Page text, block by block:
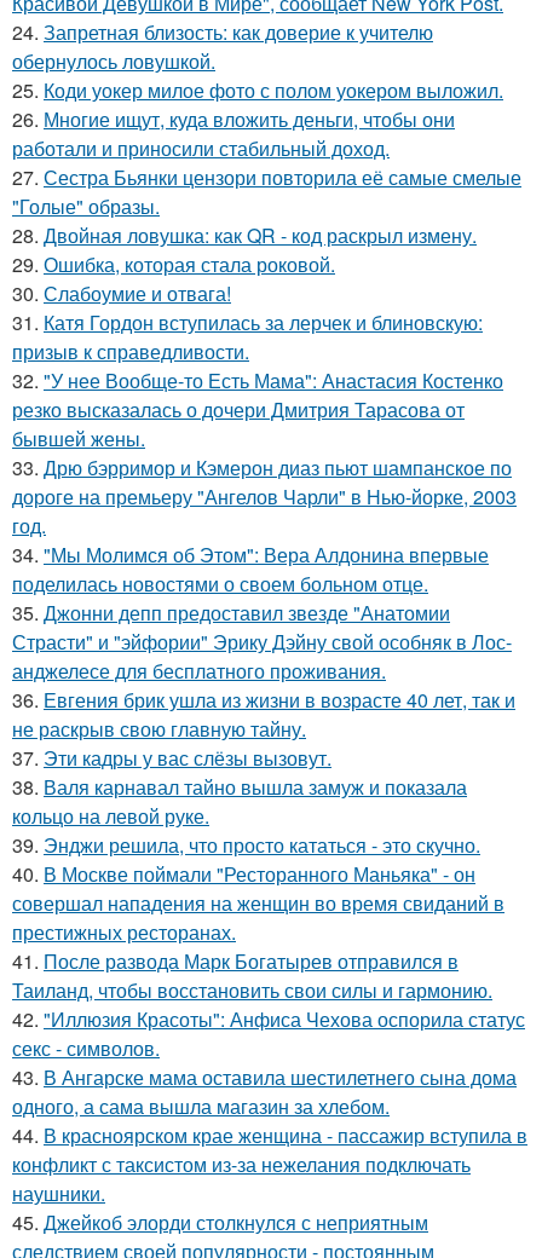
24. Запретная близость: как доверие к учителю
обернулось ловушкой.
25. Коди уокер милое фото с полом уокером выложил.
26. Многие ищут, куда вложить деньги, чтобы они
работали и приносили стабильный доход.
27. Сестра Бьянки цензори повторила её самые смелые
"Голые" образы.
28. Двойная ловушка: как QR - код раскрыл измену.
29. Ошибка, которая стала роковой.
30. Слабоумие и отвага!
31. Катя Гордон вступилась за лерчек и блиновскую:
призыв к справедливости.
32. "У нее Вообще-то Есть Мама": Анастасия Костенко
резко высказалась о дочери Дмитрия Тарасова от
бывшей жены.
33. Дрю бэрримор и Кэмерон диаз пьют шампанское по
дороге на премьеру "Ангелов Чарли" в Нью-йорке, 2003
год.
34. "Мы Молимся об Этом": Вера Алдонина впервые
поделилась новостями о своем больном отце.
35. Джонни депп предоставил звезде "Анатомии
Страсти" и "эйфории" Эрику Дэйну свой особняк в Лос-
анджелесе для бесплатного проживания.
36. Евгения брик ушла из жизни в возрасте 40 лет, так и
не раскрыв свою главную тайну.
37. Эти кадры у вас слёзы вызовут.
38. Валя карнавал тайно вышла замуж и показала
кольцо на левой руке.
39. Энджи решила, что просто кататься - это скучно.
40. В Москве поймали "Ресторанного Маньяка" - он
совершал нападения на женщин во время свиданий в
престижных ресторанах.
41. После развода Марк Богатырев отправился в
Таиланд, чтобы восстановить свои силы и гармонию.
42. "Иллюзия Красоты": Анфиса Чехова оспорила статус
секс - символов.
43. В Ангарске мама оставила шестилетнего сына дома
одного, а сама вышла магазин за хлебом.
44. В красноярском крае женщина - пассажир вступила в
конфликт с таксистом из-за нежелания подключать
наушники.
45. Джейкоб элорди столкнулся с неприятным
следствием своей популярности - постоянным